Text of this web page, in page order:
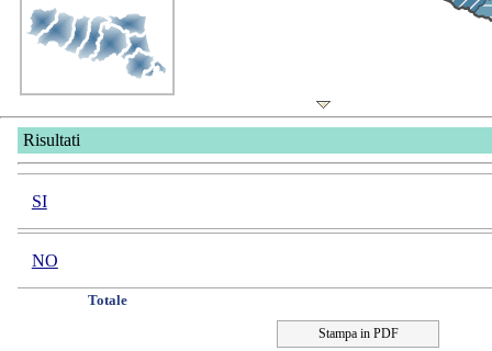
Risultati
SI
NO
Totale